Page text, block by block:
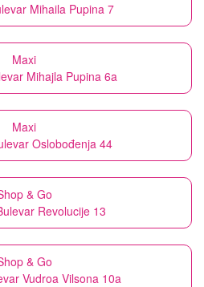
Mihaila Pupina 7
Maxi
Mihajla Pupina 6a
Maxi
Oslobođenja 44
& Go
Revolucije 13
& Go
Vudroa Vilsona 10a